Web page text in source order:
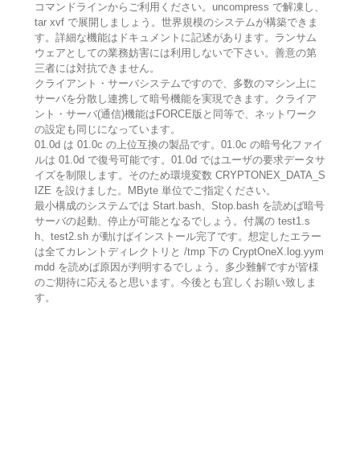
コマンドラインからご利用ください。uncompress で解凍し、
tar xvf で展開しましょう。世界規模のシステムが構築できま
す。詳細な機能はドキュメントに記述があります。ランサム
ウェアとしての業務妨害には利用しないで下さい。善意の第
三者には対抗できません。
クライアント・サーバシステムですので、多数のマシン上に
サーバを分散し連携して暗号機能を実現できます。クライア
ント・サーバ(通信)機能はFORCE版と同等で、ネットワーク
の設定も同じになっています。
01.0d は 01.0c の上位互換の製品です。01.0c の暗号化ファイ
ルは 01.0d で復号可能です。01.0d ではユーザの要求データサ
イズを制限します。そのため環境変数 CRYPTONEX_DATA_S
IZE を設けました。MByte 単位でご指定ください。
最小構成のシステムでは Start.bash、Stop.bash を読めば暗号
サーバの起動、停止が可能となるでしょう。付属の test1.s
h、test2.sh が動けばインストール完了です。想定したエラー
は全てカレントディレクトリと /tmp 下の CryptOneX.log.yym
mdd を読めば原因が判明するでしょう。多少難解ですが皆様
のご期待に応えると思います。今後とも宜しくお願い致しま
す。